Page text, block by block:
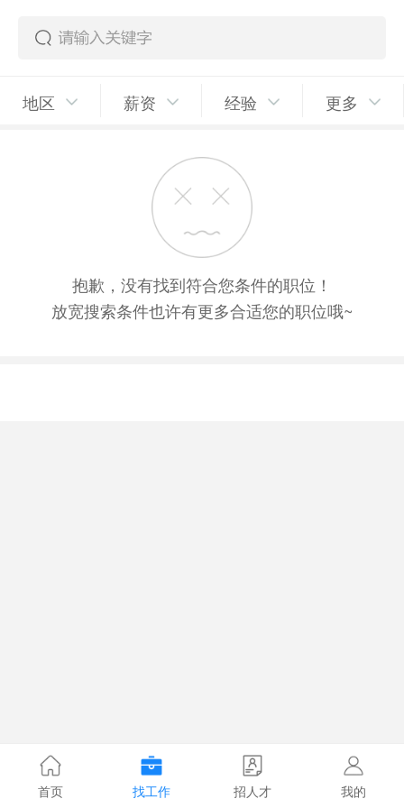
地区 薪资 经验 更多
抱歉，没有找到符合您条件的职位！
放宽搜索条件也许有更多合适您的职位哦~
首页 找工作 招人才 我的